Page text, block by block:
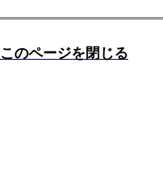
このページを閉じる